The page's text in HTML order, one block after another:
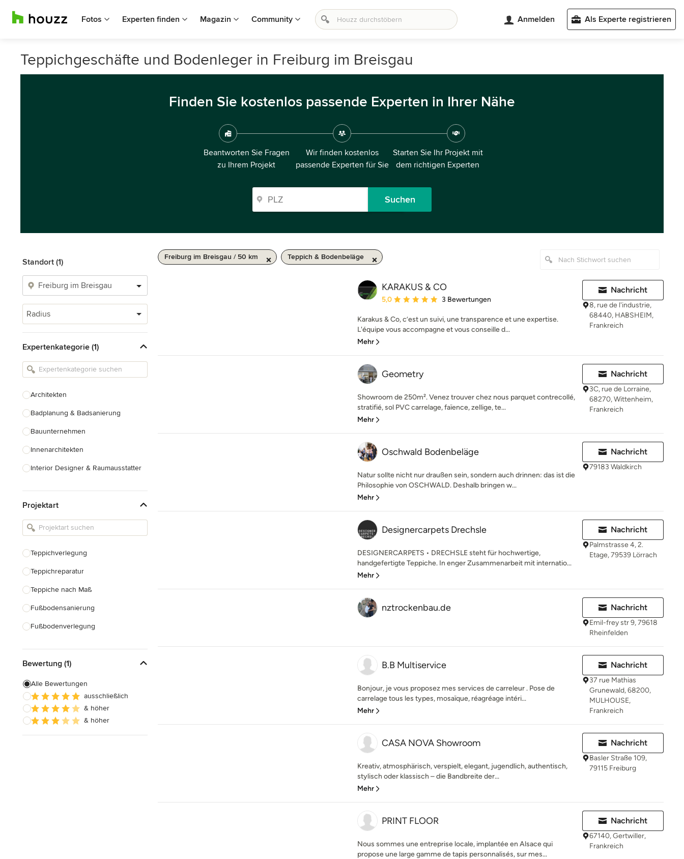
Fotos Experten finden Magazin Community Anmelden Als Experte registrieren
Teppichgeschäfte und Bodenleger in Freiburg im Breisgau
Finden Sie kostenlos passende Experten in Ihrer Nähe
Beantworten Sie Fragen
zu Ihrem Projekt
Wir finden kostenlos
passende Experten für Sie
Starten Sie Ihr Projekt mit
dem richtigen Experten
Suchen
Standort (1)
Radius
Expertenkategorie (1)
Architekten
Badplanung & Badsanierung
Bauunternehmen
Innenarchitekten
Interior Designer & Raumausstatter
Landschaftsarchitekten
Armaturen & Sanitärbedarf
Einbauschränke
Projektart
Teppichverlegung
Teppichreparatur
Teppiche nach Maß
Fußbodensanierung
Fußbodenverlegung
Linoleum-Verlegung
Vinylboden verlegen
Fußbodenausgleich
Alle anzeigen
Bewertung (1)
Alle Bewertungen
ausschließlich
& höher
& höher
Freiburg im Breisgau / 50 km Teppich & Bodenbeläge
KARAKUS & CO
Durchschnittliche Bewertung: 5 von 5 Sternen
5,0 3 Bewertungen
Karakus & Co, c’est un suivi, une transparence et une expertise.
L'équipe vous accompagne et vous conseille d...
Mehr
Nachricht
8, rue de l'industrie,
68440, HABSHEIM,
Frankreich
Geometry
Showroom de 250m². Venez trouver chez nous parquet contrecollé,
stratifié, sol PVC carrelage, faïence, zellige, te...
Mehr
Nachricht
3C, rue de Lorraine,
68270, Wittenheim,
Frankreich
Oschwald Bodenbeläge
Natur sollte nicht nur draußen sein, sondern auch drinnen: das ist die
Philosophie von OSCHWALD. Deshalb bringen w...
Mehr
Nachricht
79183 Waldkirch
Designercarpets Drechsle
DESIGNERCARPETS • DRECHSLE steht für hochwertige,
handgefertigte Teppiche. In enger Zusammenarbeit mit internatio...
Mehr
Nachricht
Palmstrasse 4, 2.
Etage, 79539 Lörrach
nztrockenbau.de Nachricht
Emil-frey str 9, 79618
Rheinfelden
B.B Multiservice
Bonjour, je vous proposez mes services de carreleur . Pose de
carrelage tous les types, mosaïque, réagréage intéri...
Mehr
Nachricht
37 rue Mathias
Grunewald, 68200,
MULHOUSE,
Frankreich
CASA NOVA Showroom
Kreativ, atmosphärisch, verspielt, elegant, jugendlich, authentisch,
stylisch oder klassisch – die Bandbreite der...
Mehr
Nachricht
Basler Straße 109,
79115 Freiburg
PRINT FLOOR
Nous sommes une entreprise locale, implantée en Alsace qui
propose une large gamme de tapis personnalisés, sur mes...
Nachricht
67140, Gertwiller,
Frankreich